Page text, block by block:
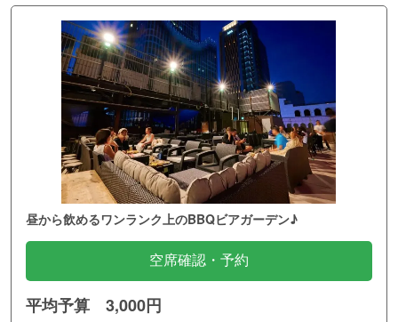
昼から飲めるワンランク上のBBQビアガーデン♪
空席確認・予約
平均予算 3,000円